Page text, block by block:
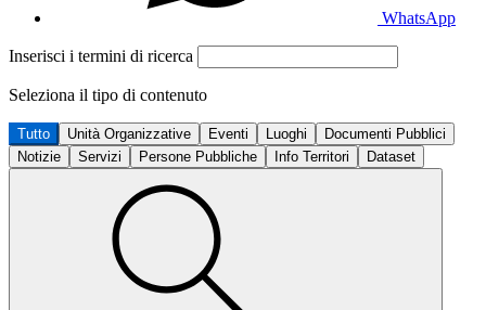
WhatsApp
Inserisci i termini di ricerca
Seleziona il tipo di contenuto
Tutto Unità Organizzative Eventi Luoghi
Documenti Pubblici
Notizie
Servizi Persone Pubbliche Info Territori Dataset